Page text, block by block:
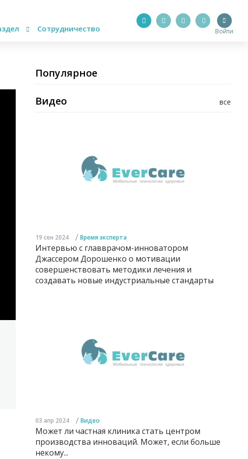
Сотрудничество Войти
Популярное
все
Видео
19 сен 2024 / Время эксперта
Интервью с главврачом-инноватором
Джассером Дорошенко о мотивации
совершенствовать методики лечения и
создавать новые индустриальные стандарты
03 апр 2024 / Видео
Может ли частная клиника стать центром
производства инноваций. Может, если больше
некому...